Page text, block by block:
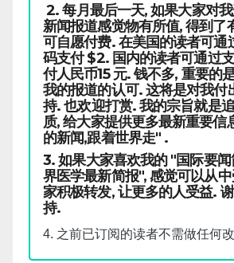
2. 每月最后一天, 如果大家对
新闻报道感觉物有所值, 得到了
可自愿付费. 在美国的读者可
码支付 $2. 国内的读者可通过
付人民币15 元. 钱不多, 重要的
我的报道的认可. 这将是对我付
持. 也欢迎打赏. 我的宗旨就是
质, 给大家提供更多最新重要信
的新闻,跟着世界走" .
3. 如果大家喜欢我的 "国际要
界医学最新简报", 感觉可以从
家积极转发, 让更多的人受益.
持.
4. 之前已订阅的读者不需做任何